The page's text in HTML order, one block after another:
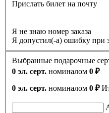
Прислать билет на почту
Я не знаю номер заказа
Я допустил(-а) ошибку при
Выбранные подарочные
0 эл. серт. номиналом 0 ₽
0 эл. серт. номиналом 0 ₽